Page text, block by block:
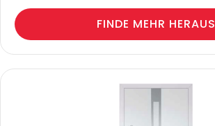
FINDE MEHR HERAUS